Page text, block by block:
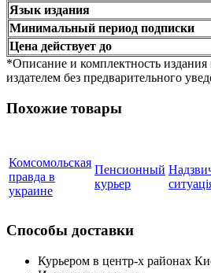
Язык издания
Минимальный период подписки
Цена действует до
*Описание и комплектность
издателем без предварительного
Похожие товары
Комсомольская
правда в
украине
Пенсионный
курьер
Способы доставки
Курьером в центр-х районах